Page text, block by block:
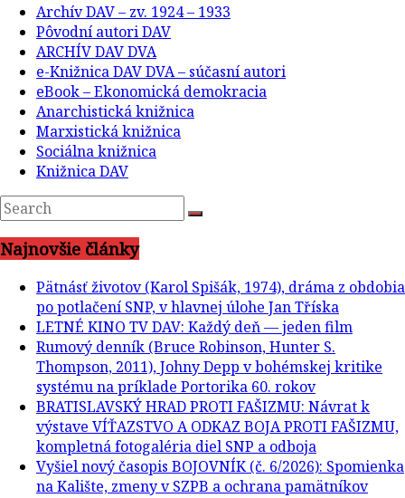
Archív DAV – zv. 1924 – 1933
Pôvodní autori DAV
ARCHÍV DAV DVA
e-Knižnica DAV DVA – súčasní autori
eBook – Ekonomická demokracia
Anarchistická knižnica
Marxistická knižnica
Sociálna knižnica
Knižnica DAV
Najnovšie články
Pätnásť životov (Karol Spišák, 1974), dráma z obdobia
po potlačení SNP, v hlavnej úlohe Jan Tříska
LETNÉ KINO TV DAV: Každý deň — jeden film
Rumový denník (Bruce Robinson, Hunter S.
Thompson, 2011), Johny Depp v bohémskej kritike
systému na príklade Portorika 60. rokov
BRATISLAVSKÝ HRAD PROTI FAŠIZMU: Návrat k
výstave VÍŤAZSTVO A ODKAZ BOJA PROTI FAŠIZMU,
kompletná fotogaléria diel SNP a odboja
Vyšiel nový časopis BOJOVNÍK (č. 6/2026): Spomienka
na Kalište, zmeny v SZPB a ochrana pamätníkov